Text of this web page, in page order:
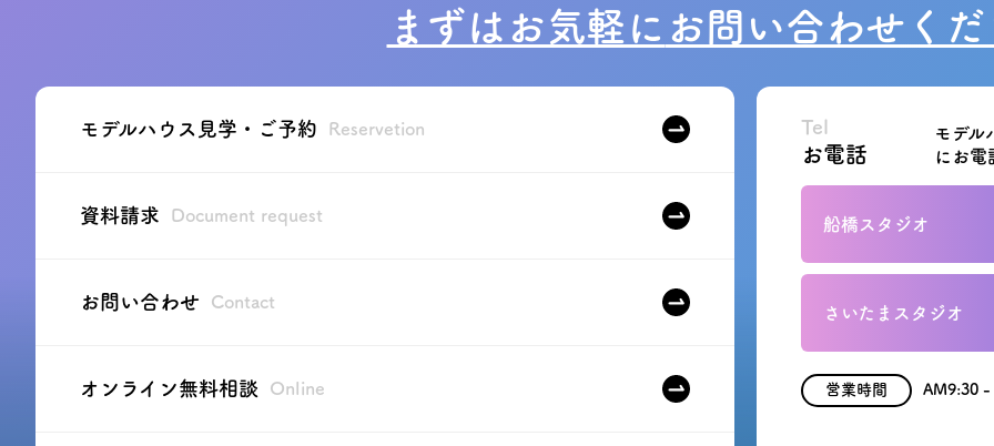
まずはお気軽に お問い合わせく
モデルハウス見学・ご予約 Reservetion
資料請求 Document request
お問い合わせ Contact
オンライン無料相談 Online
Tel
お電話
モデル
にお電
船橋スタジオ
さいたまスタジオ
営業時間 AM9:30 -